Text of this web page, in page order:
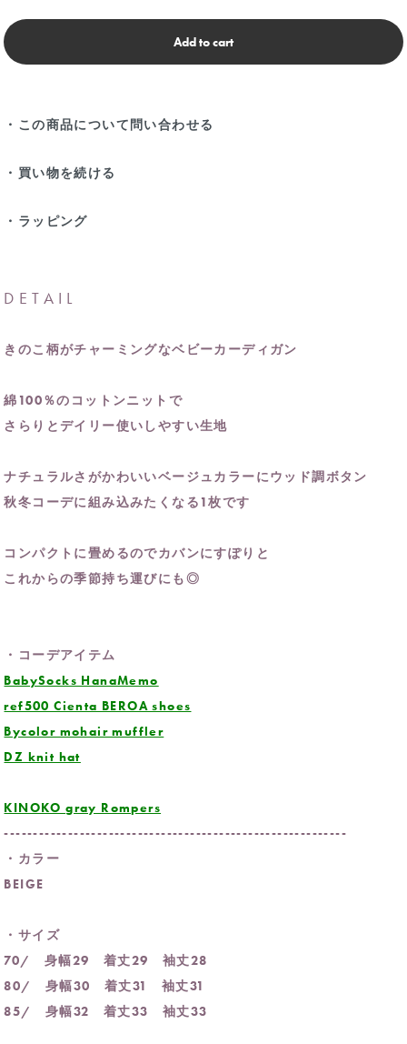
Add to cart
・この商品について問い合わせる
・買い物を続ける
・ラッピング
DETAIL
きのこ柄がチャーミングなベビーカーディガン
綿100％のコットンニットで
さらりとデイリー使いしやすい生地
ナチュラルさがかわいいベージュカラーにウッド調ボタン
秋冬コーデに組み込みたくなる1枚です
コンパクトに畳めるのでカバンにすぽりと
これからの季節持ち運びにも◎
・コーデアイテム
BabySocks HanaMemo
ref500 Cienta BEROA shoes
Bycolor mohair muffler
DZ knit hat
KINOKO gray Rompers
-----------------------------------------------------------
・カラー
BEIGE
・サイズ
70/ 身幅29 着丈29 袖丈28
80/ 身幅30 着丈31 袖丈31
85/ 身幅32 着丈33 袖丈33